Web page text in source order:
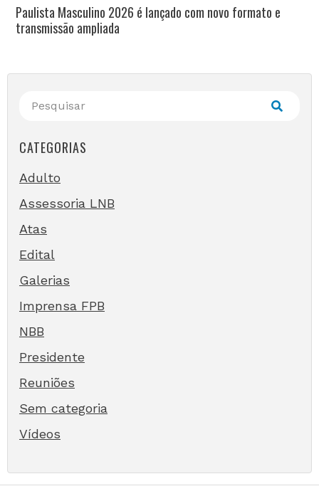
Paulista Masculino 2026 é lançado com novo formato e
transmissão ampliada
CATEGORIAS
Adulto
Assessoria LNB
Atas
Edital
Galerias
Imprensa FPB
NBB
Presidente
Reuniões
Sem categoria
Vídeos